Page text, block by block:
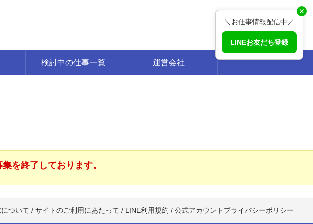
検討中の仕事一覧 運営会社
を終了しております。
ついて / サイトのご利用にあたって / LINE利用規約 / 公式アカウントプライバシーポリシー
✕
＼お仕事情報配信中／
LINEお友だち登録